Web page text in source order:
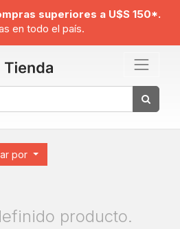
superiores a U$S 150*.
en todo el país.
por
producto.